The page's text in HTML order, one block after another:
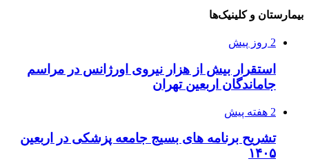
بیمارستان و کلینیک‌ها
2 روز پیش
استقرار بیش از هزار نیروی اورژانس در مراسم
جاماندگان اربعین تهران
2 هفته پیش
تشریح برنامه های بسیج جامعه پزشکی در اربعین
۱۴۰۵